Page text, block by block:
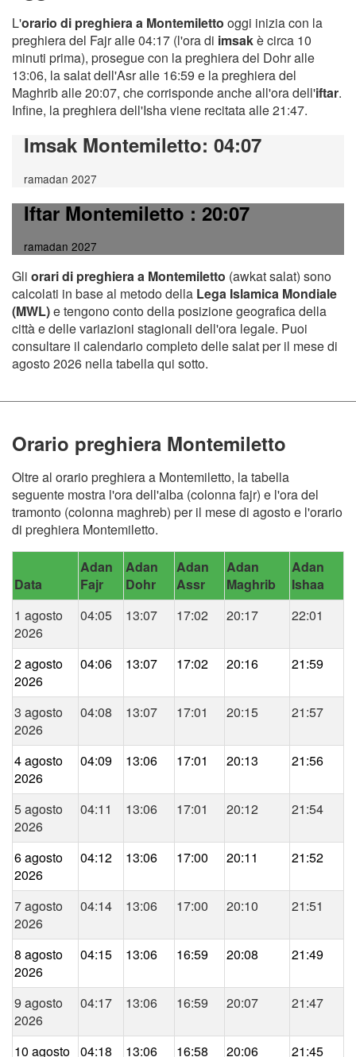
L'orario di preghiera a Montemiletto oggi inizia con la
preghiera del Fajr alle 04:17 (l'ora di imsakè circa 10
minuti prima), prosegue con la preghiera del Dohr alle
13:06, la salat dell'Asr alle 16:59 e la preghiera del
Maghrib alle 20:07, che corrisponde anche all'ora dell'iftar.
Infine, la preghiera dell'Isha viene recitata alle 21:47.
Imsak Montemiletto: 04:07
ramadan 2027
Iftar Montemiletto: 20:07
ramadan 2027
Gli orari di preghiera a Montemiletto (awkat salat) sono
calcolati in base al metodo della Lega Islamica Mondiale
(MWL)e tengono conto della posizione geografica della
città e delle variazioni stagionali dell'ora legale. Puoi
consultare il calendario completo delle salat per il mese di
agosto 2026 nella tabella qui sotto.
Orario preghiera Montemiletto
Oltre al orario preghiera a Montemiletto, la tabella
seguente mostra l'ora dell'alba (colonna fajr) e l'ora del
tramonto (colonna maghreb) per il mese di agosto e l'orario
di preghiera Montemiletto.
Data
Adan
Fajr
Adan
Dohr
Adan
Assr
Adan
Maghrib
Adan
Ishaa
1 agosto
2026
04:05 13:07 17:02 20:17 22:01
2 agosto
2026
04:06 13:07 17:02 20:16 21:59
3 agosto
2026
04:08 13:07 17:01 20:15 21:57
4 agosto
2026
04:09 13:06 17:01 20:13 21:56
5 agosto
2026
04:11 13:06 17:01 20:12 21:54
6 agosto
2026
04:12 13:06 17:00 20:11 21:52
7 agosto
2026
04:14 13:06 17:00 20:10 21:51
8 agosto
2026
04:15 13:06 16:59 20:08 21:49
9 agosto
2026
04:17 13:06 16:59 20:07 21:47
10 agosto 04:18 13:06 16:58 20:06 21:45